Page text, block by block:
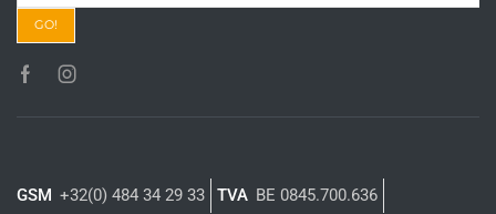
GSM +32(0) 484 34 29 33 TVA BE 0845.700.636